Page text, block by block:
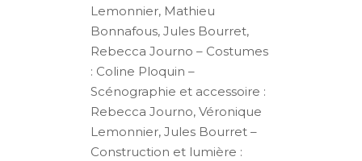
Lemonnier, Mathieu
Bonnafous, Jules Bourret,
Rebecca Journo – Costumes
: Coline Ploquin –
Scénographie et accessoire :
Rebecca Journo, Véronique
Lemonnier, Jules Bourret –
Construction et lumière :